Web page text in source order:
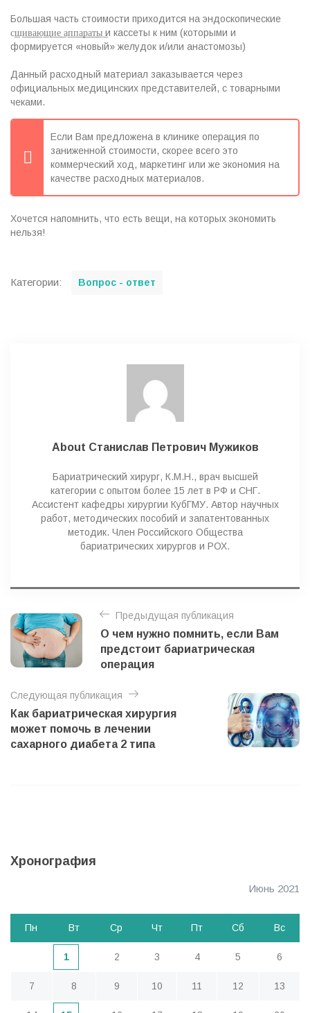
Большая часть стоимости приходится на эндоскопические ⠀
с͟ш͟и͟в͟а͟ю͟щ͟и͟е͟ а͟п͟п͟а͟р͟а͟т͟ы͟ и кассеты к ним (которыми и
формируется «новый» желудок и/или анастомозы)
Данный расходный материал заказывается через
официальных медицинских представителей, с товарными
чеками. ⠀
Если Вам предложена в клинике операция по
заниженной стоимости, скорее всего это
коммерческий ход, маркетинг или же экономия на
качестве расходных материалов.
Хочется напомнить, что есть вещи, на которых экономить
нельзя!
Категории: Вопрос - ответ
About Станислав Петрович Мужиков
Бариатрический хирург, К.М.Н., врач высшей
категории с опытом более 15 лет в РФ и СНГ.
Ассистент кафедры хирургии КубГМУ. Автор научных
работ, методических пособий и запатентованных
методик. Член Российского Общества
бариатрических хирургов и РОХ.
а
в
и
г
а
ц
и
а
с
я
Предыдущая публикация
О чем нужно помнить, если Вам
предстоит бариатрическая
операция
Следующая публикация
Как бариатрическая хирургия
может помочь в лечении
сахарного диабета 2 типа
Хронография
Июнь 2021
Пн Вт Ср Чт Пт Сб Вс
1 2 3 4 5 6
7 8 9 10 11 12 13